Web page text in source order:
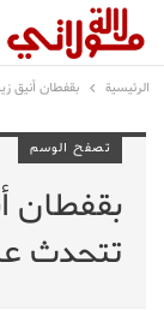
الرئيسية بقفطان أنيق
تصفح الوسم
بقفطان
تتحدث